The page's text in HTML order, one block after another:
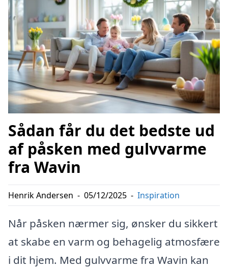
Sådan får du det bedste ud
af påsken med gulvvarme
fra Wavin
Henrik Andersen - 05/12/2025 - Inspiration
Når påsken nærmer sig, ønsker du sikkert
at skabe en varm og behagelig atmosfære
i dit hjem. Med gulvvarme fra Wavin kan